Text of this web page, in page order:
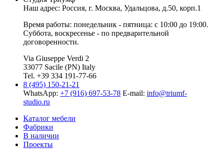
Наш адрес: Россия, г. Москва, Удальцова, д.50, корп.1
Время работы: понедельник - пятница: с 10:00 до 19:00.
Суббота, воскресенье - по предварительной
договоренности.
Via Giuseppe Verdi 2
33077 Sacile (PN) Italy
Tel. +39 334 191-77-66
8 (495) 150-21-21
WhatsApp: +7 (916) 697-53-78 E-mail: info@triumf-
studio.ru
Каталог мебели
Фабрики
В наличии
Проекты